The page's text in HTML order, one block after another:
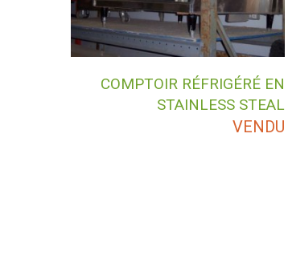
COMPTOIR RÉFRIGÉRÉ EN
STAINLESS STEAL
VENDU